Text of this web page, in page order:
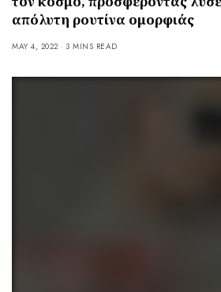
απόλυτη ρουτίνα ομορφιάς
MAY 4, 2022 3 MINS READ